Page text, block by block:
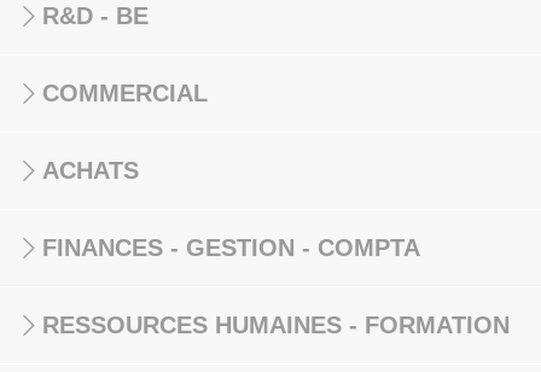
R&D - BE
COMMERCIAL
ACHATS
FINANCES - GESTION - COMPTA
RESSOURCES HUMAINES - FORMATION